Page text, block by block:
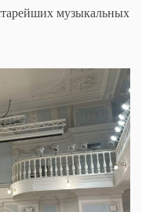
музыкальных